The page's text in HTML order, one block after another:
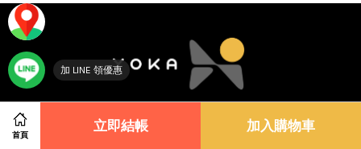
首頁
立即結帳 加入購物車
© 2026 佑客家具科技有限公司. Youke Furniture Technology
加 LINE 領優惠